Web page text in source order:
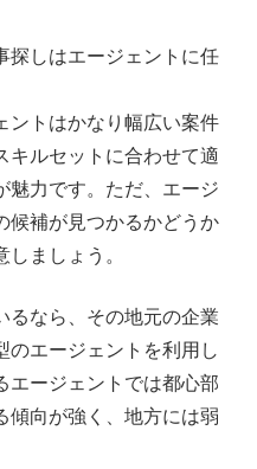
探しはエージェントに任
ントはかなり幅広い案件
キルセットに合わせて適
魅力です。ただ、エージ
候補が見つかるかどうか
ましょう。
るなら、その地元の企業
のエージェントを利用し
エージェントでは都心部
傾向が強く、地方には弱